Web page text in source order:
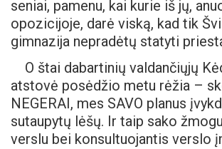
seniai, pamenu, kai kurie iš jų,
opozicijoje, darė viską, kad tik
gimnazija nepradėtų statyti
O štai dabartinių valdančiųjų
atstovė posėdžio metu rėžia –
NEGERAI, mes SAVO planus
sutaupytų lėšų. Ir taip sako
verslu bei konsultuojantis verslo